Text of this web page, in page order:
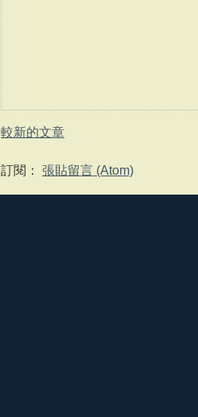
較新的文章
訂閱： 張貼留言 (Atom)